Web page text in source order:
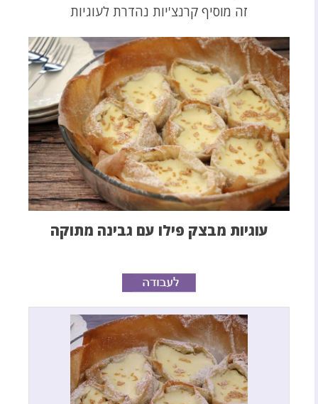
זה מוסיף קרנצ'יות נהדרת לעוגיות
עוגיות מבצק פילו עם גבינה מתוקה